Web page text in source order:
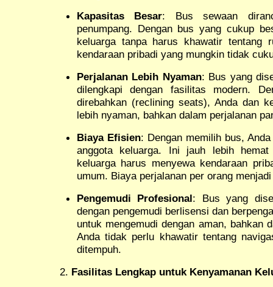
Kapasitas Besar: Bus sewaan
penumpang. Dengan bus yang cukup
keluarga tanpa harus khawatir tentang
kendaraan pribadi yang mungkin tidak
Perjalanan Lebih Nyaman: Bus yang
dilengkapi dengan fasilitas modern.
direbahkan (reclining seats), Anda dan
lebih nyaman, bahkan dalam perjalanan
Biaya Efisien: Dengan memilih bus,
anggota keluarga. Ini jauh lebih
keluarga harus menyewa kendaraan
umum. Biaya perjalanan per orang
Pengemudi Profesional: Bus yang
dengan pengemudi berlisensi dan
untuk mengemudi dengan aman, bahkan
Anda tidak perlu khawatir tentang
ditempuh.
2. Fasilitas Lengkap untuk Kenyamanan